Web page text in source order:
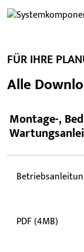
FÜR IHRE
Alle
Montage-,
PDF (4MB)